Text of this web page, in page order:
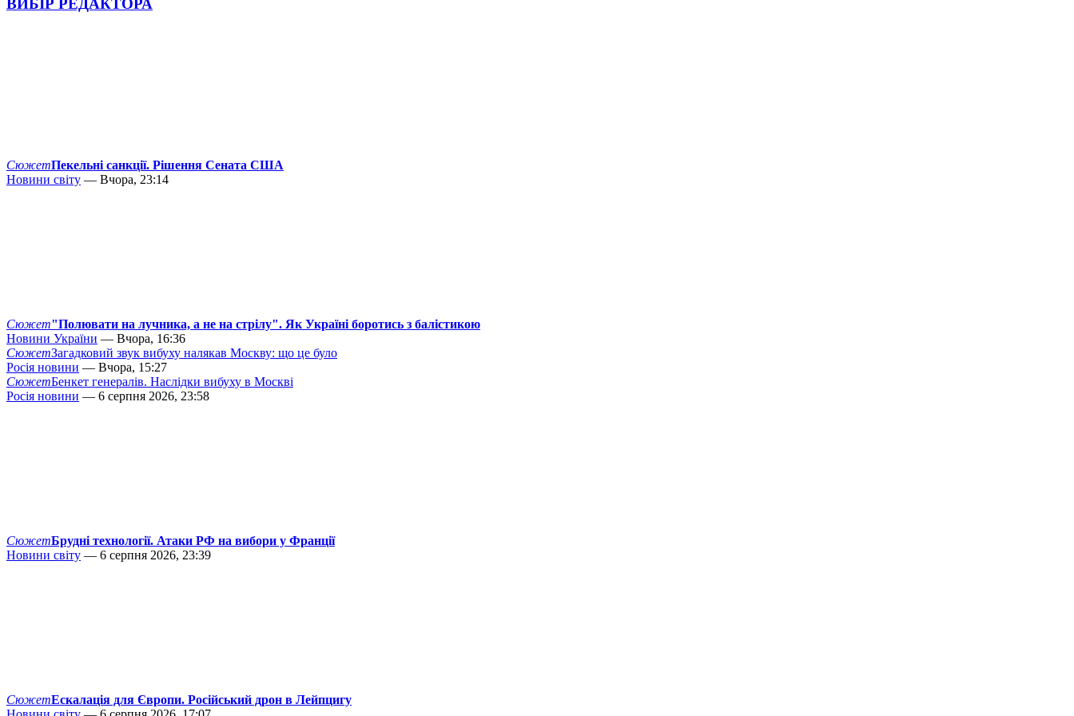
ВИБІР РЕДАКТОРА
СюжетПекельні санкції. Рішення Сената США
Новини світу — Вчора, 23:14
Сюжет"Полювати на лучника, а не на стрілу". Як Україні боротись з балістикою
Новини України — Вчора, 16:36
СюжетЗагадковий звук вибуху налякав Москву: що це було
Росія новини — Вчора, 15:27
СюжетБенкет генералів. Наслідки вибуху в Москві
Росія новини — 6 серпня 2026, 23:58
СюжетБрудні технології. Атаки РФ на вибори у Франції
Новини світу — 6 серпня 2026, 23:39
СюжетЕскалація для Європи. Російський дрон в Лейпцигу